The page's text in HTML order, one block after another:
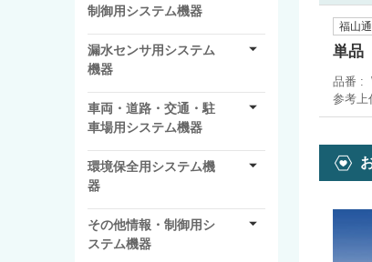
福山
単品
品番
参考上
制御用システム機器
漏水センサ用システム
機器
車両・道路・交通・駐
車場用システム機器
環境保全用システム機
器
その他情報・制御用シ
ステム機器